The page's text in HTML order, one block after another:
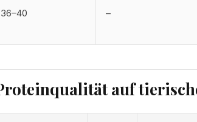
36–40 –
auf